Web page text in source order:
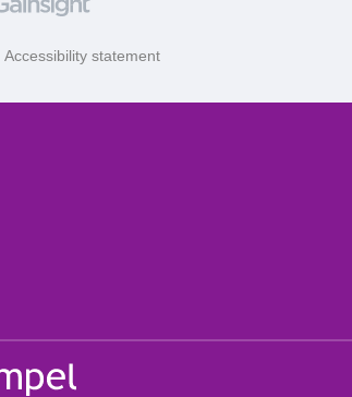
Accessibility statement